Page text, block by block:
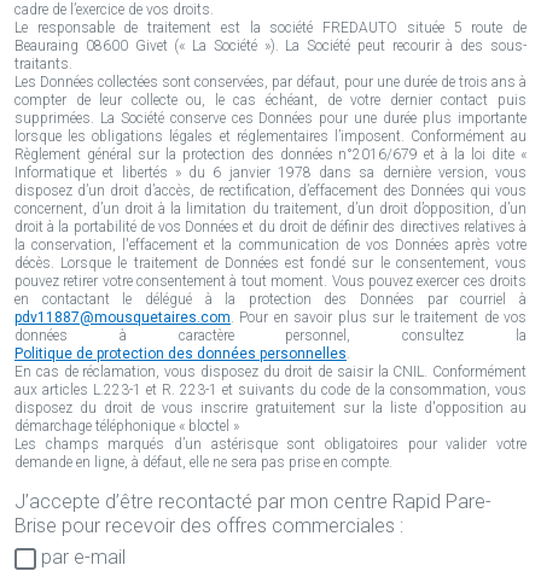
cadre de l’exercice de vos droits.
Le responsable de traitement est la société FREDAUTO située 5 route de
Beauraing 08600 Givet (« La Société »). La Société peut recourir à des sous-
traitants.
Les Données collectées sont conservées, par défaut, pour une durée de trois ans à
compter de leur collecte ou, le cas échéant, de votre dernier contact puis
supprimées. La Société conserve ces Données pour une durée plus importante
lorsque les obligations légales et réglementaires l’imposent. Conformément au
Règlement général sur la protection des données n°2016/679 et à la loi dite «
Informatique et libertés » du 6 janvier 1978 dans sa dernière version, vous
disposez d’un droit d’accès, de rectification, d’effacement des Données qui vous
concernent, d’un droit à la limitation du traitement, d’un droit d’opposition, d’un
droit à la portabilité de vos Données et du droit de définir des directives relatives à
la conservation, l'effacement et la communication de vos Données après votre
décès. Lorsque le traitement de Données est fondé sur le consentement, vous
pouvez retirer votre consentement à tout moment. Vous pouvez exercer ces droits
en contactant le délégué à la protection des Données par courriel à
pdv11887@mousquetaires.com. Pour en savoir plus sur le traitement de vos
données à caractère personnel, consultez la
Politique de protection des données personnelles.
En cas de réclamation, vous disposez du droit de saisir la CNIL. Conformément
aux articles L.223-1 et R. 223-1 et suivants du code de la consommation, vous
disposez du droit de vous inscrire gratuitement sur la liste d'opposition au
démarchage téléphonique « bloctel »
Les champs marqués d’un astérisque sont obligatoires pour valider votre
demande en ligne, à défaut, elle ne sera pas prise en compte.
Consentement
RGPD
J’accepte d’être recontacté par mon centre Rapid Pare-
Brise pour recevoir des offres commerciales :
par e-mail